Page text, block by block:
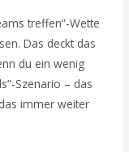
treffen”-Wette
Das deckt das
du ein wenig
Szenario – das
immer weiter